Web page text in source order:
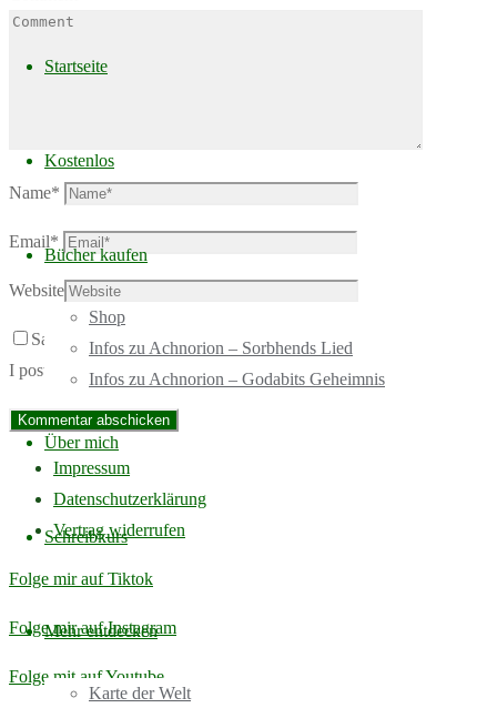
Skip
Startseite
Kostenlos
Bücher kaufen
Shop
Infos zu Achnorion – Sorbhends Lied
Infos zu Achnorion – Godabits Geheimnis
Über mich
Schreibkurs
Mehr entdecken
Karte der Welt
Name*
Email*
Website
Save my name, email, and site URL in my browser for next time
I post a comment.
Impressum
Datenschutzerklärung
Vertrag widerrufen
Folge mir auf Tiktok
Folge mir auf Instagram
Folge mit auf Youtube